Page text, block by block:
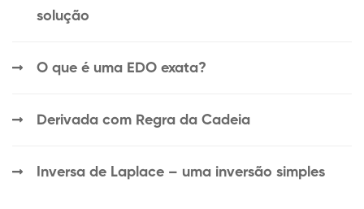
solução
O que é uma EDO exata?
Derivada com Regra da Cadeia
Inversa de Laplace – uma inversão simples